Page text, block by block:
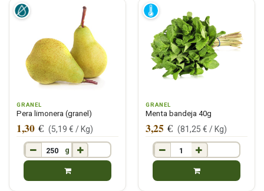
GRANEL
Pera limonera (granel)
g
1,30 € (5,19 € / Kg)
GRANEL
Menta bandeja 40g
3,25 € (81,25 € / Kg)